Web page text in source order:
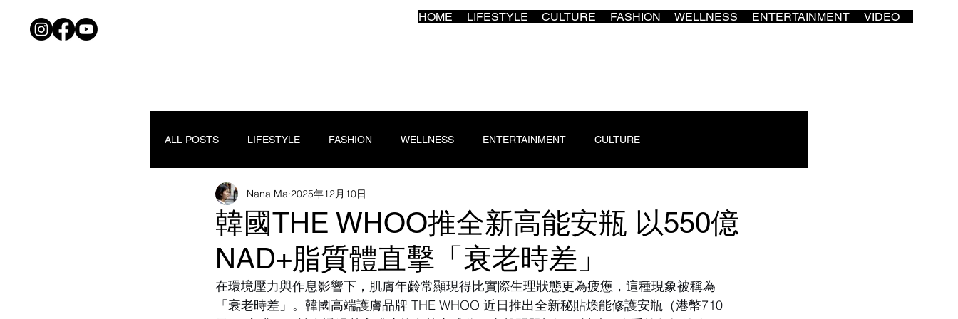
HOME LIFESTYLE CULTURE FASHION WELLNESS ENTERTAINMENT VIDEO
ALL POSTS LIFESTYLE FASHION WELLNESS ENTERTAINMENT CULTURE
韓國THE WHOO推全新高能安瓶 以550億
NAD+脂質體直擊「衰老時差」
Nana Ma 2025年12月10日
在環境壓力與作息影響下，肌膚年齡常顯現得比實際生理狀態更為疲憊，這種現象被稱為
「衰老時差」。韓國高端護膚品牌 THE WHOO 近日推出全新秘貼煥能修護安瓶（港幣710